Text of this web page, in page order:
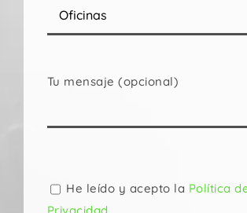
Tu mensaje (opcional)
dejaHe leído y acepto la Política